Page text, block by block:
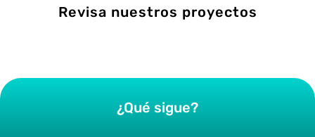
Revisa nuestros proyectos
¿Qué sigue?